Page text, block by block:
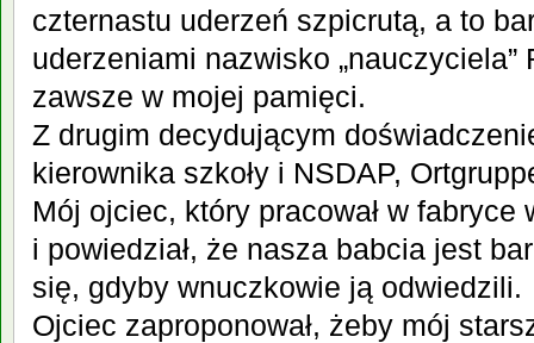
czternastu uderzeń szpicrutą, a to
uderzeniami nazwisko „nauczyciela”
zawsze w mojej pamięci.
Z drugim decydującym
kierownika szkoły i NSDAP,
Mój ojciec, który pracował w fabryce
i powiedział, że nasza babcia jest
się, gdyby wnuczkowie ją odwiedzili.
Ojciec zaproponował, żeby mój